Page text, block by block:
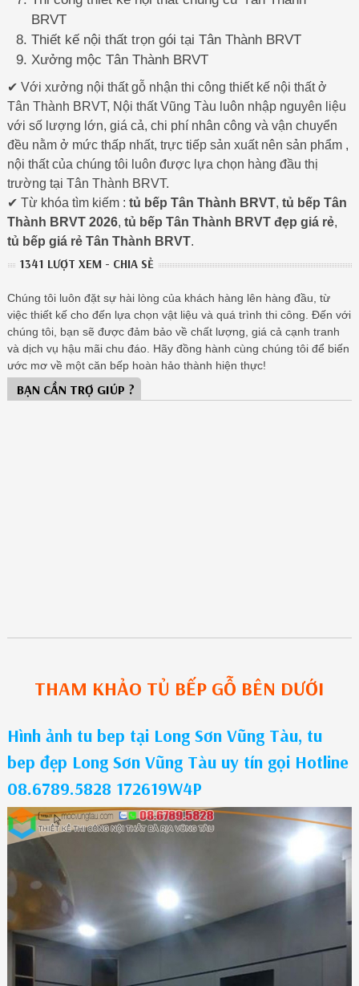
BRVT
Thiết kế nội thất trọn gói tại Tân Thành BRVT
Xưởng mộc Tân Thành BRVT
✔ Với xưởng nội thất gỗ nhận thi công thiết kế nội thất ở
Tân Thành BRVT, Nội thất Vũng Tàu luôn nhập nguyên liệu
với số lượng lớn, giá cả, chi phí nhân công và vận chuyển
đều nằm ở mức thấp nhất, trực tiếp sản xuất nên sản phẩm ,
nội thất của chúng tôi luôn được lựa chọn hàng đầu thị
trường tại Tân Thành BRVT.
✔ Từ khóa tìm kiếm : tủ bếp Tân Thành BRVT, tủ bếp Tân
Thành BRVT 2026, tủ bếp Tân Thành BRVT đẹp giá rẻ,
tủ bếp giá rẻ Tân Thành BRVT.
1341 LƯỢT XEM - CHIA SẺ
Chúng tôi luôn đặt sự hài lòng của khách hàng lên hàng đầu, từ
việc thiết kế cho đến lựa chọn vật liệu và quá trình thi công. Đến với
chúng tôi, bạn sẽ được đảm bảo về chất lượng, giá cả cạnh tranh
và dịch vụ hậu mãi chu đáo. Hãy đồng hành cùng chúng tôi để biến
ước mơ về một căn bếp hoàn hảo thành hiện thực!
BẠN CẦN TRỢ GIÚP ?
THAM KHẢO TỦ BẾP GỖ BÊN DƯỚI
Hình ảnh tu bep tại Long Sơn Vũng Tàu, tu
bep đẹp Long Sơn Vũng Tàu uy tín gọi Hotline
08.6789.5828 172619W4P